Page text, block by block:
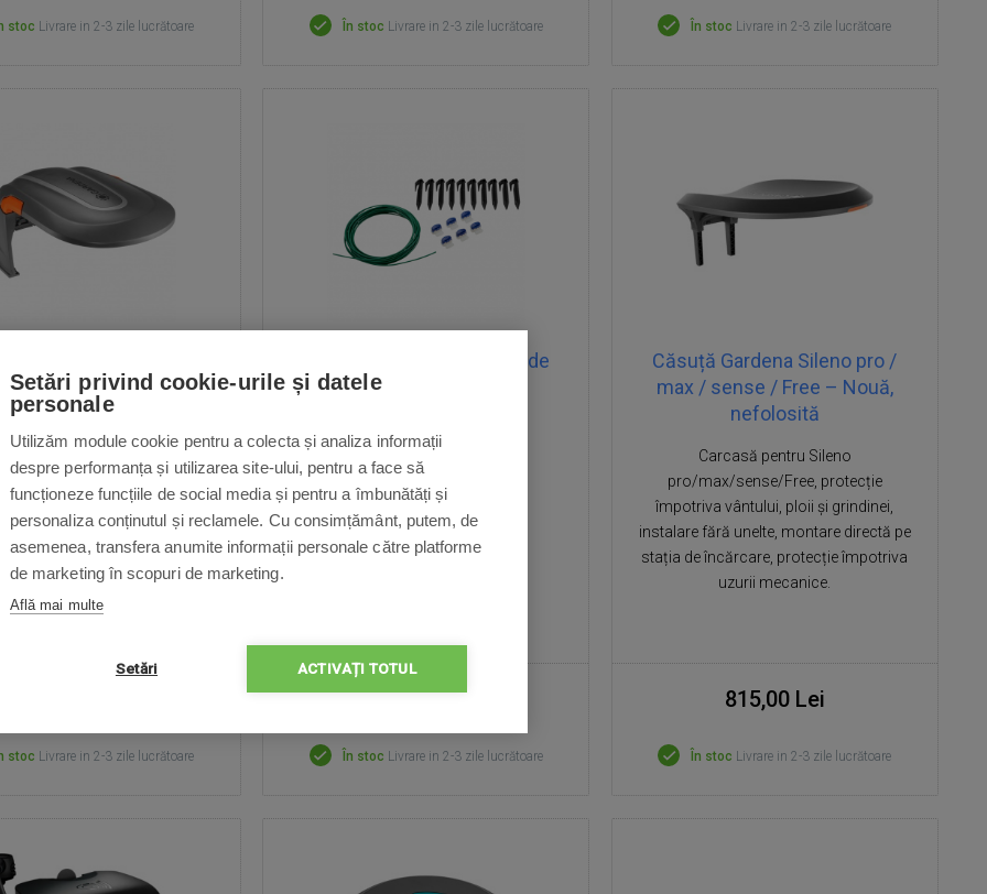
stoc Livrare in 2-3 zile lucrătoare În stoc Livrare in 2-3 zile lucrătoare În stoc Livrare in 2-3 zile lucrătoare
Sileno life
stoc Livrare in 2-3 zile lucrătoare
Kit reparații pentru mașini de
tuns iarbă robotizate
79,00 Lei
În stoc Livrare in 2-3 zile lucrătoare
Căsuță Gardena Sileno pro /
max / sense / Free – Nouă,
nefolosită
Carcasă pentru Sileno
pro/max/sense/Free, protecție
împotriva vântului, ploii și grindinei,
instalare fără unelte, montare directă pe
stația de încărcare, protecție împotriva
uzurii mecanice.
815,00 Lei
În stoc Livrare in 2-3 zile lucrătoare
Setări privind cookie-urile și datele
personale
Utilizăm module cookie pentru a colecta și analiza informații
despre performanța și utilizarea site-ului, pentru a face să
funcționeze funcțiile de social media și pentru a îmbunătăți și
personaliza conținutul și reclamele. Cu consimțământ, putem, de
asemenea, transfera anumite informații personale către platforme
de marketing în scopuri de marketing.
Află mai multe
Setări ACTIVAȚI TOTUL